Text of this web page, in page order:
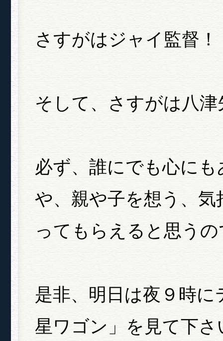
さすがはジャイ監督！
そして、さすがは八
必ず、誰にでも心に
や、親や子を想う、
ってもらえると思う
是非、明日は夜９時
星ワゴン」を見て下さ